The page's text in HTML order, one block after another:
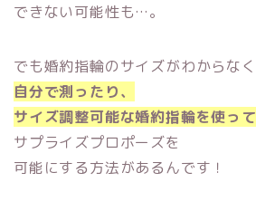
できない可能性も…。
でも婚約指輪のサイズがわからな
自分で測ったり、
サイズ調整可能な婚約指輪を使って
サプライズプロポーズを
可能にする方法があるんです！